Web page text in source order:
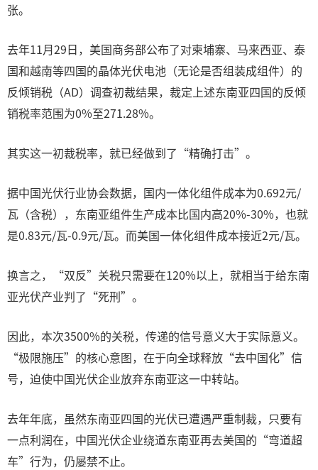
张。
去年11月29日，美国商务部公布了对柬埔寨、马来西亚、泰
国和越南等四国的晶体光伏电池（无论是否组装成组件）的
反倾销税（AD）调查初裁结果，裁定上述东南亚四国的反倾
销税率范围为0%至271.28%。
其实这一初裁税率，就已经做到了“精确打击”。
据中国光伏行业协会数据，国内一体化组件成本为0.692元/
瓦（含税），东南亚组件生产成本比国内高20%-30%，也就
是0.83元/瓦-0.9元/瓦。而美国一体化组件成本接近2元/瓦。
换言之，“双反”关税只需要在120%以上，就相当于给东南
亚光伏产业判了“死刑”。
因此，本次3500%的关税，传递的信号意义大于实际意义。
“极限施压”的核心意图，在于向全球释放“去中国化”信
号，迫使中国光伏企业放弃东南亚这一中转站。
去年年底，虽然东南亚四国的光伏已遭遇严重制裁，只要有
一点利润在，中国光伏企业绕道东南亚再去美国的“弯道超
车”行为，仍屡禁不止。